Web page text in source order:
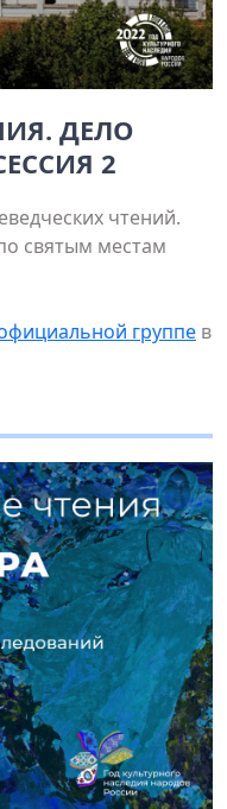
ДЕЛО
2
чтений.
святым местам
группе в